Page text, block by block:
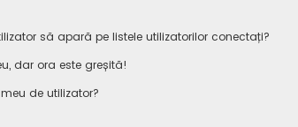
să apară pe listele utilizatorilor conectați?
dar ora este greșită!
de utilizator?